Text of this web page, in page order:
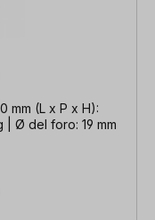
mm (L x P x H):
| Ø del foro: 19 mm